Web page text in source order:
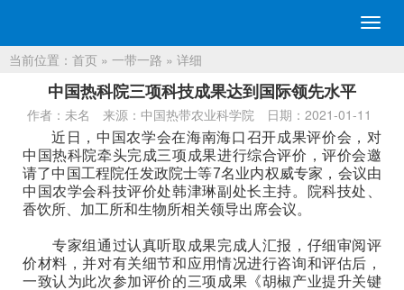
切
换
当前位置： 首页 » 一带一路 » 详细
中国热科院三项科技成果达到国际领先水平
作者：未名 来源：中国热带农业科学院 日期：2021-01-11
近日，中国农学会在海南海口召开成果评价会，对
中国热科院牵头完成三项成果进行综合评价，评价会邀
请了中国工程院任发政院士等7名业内权威专家，会议由
中国农学会科技评价处韩津琳副处长主持。院科技处、
香饮所、加工所和生物所相关领导出席会议。
专家组通过认真听取成果完成人汇报，仔细审阅评
价材料，并对有关细节和应用情况进行咨询和评估后，
一致认为此次参加评价的三项成果《胡椒产业提升关键